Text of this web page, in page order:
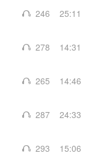
246 25:11
278 14:31
265 14:46
287 24:33
293 15:06